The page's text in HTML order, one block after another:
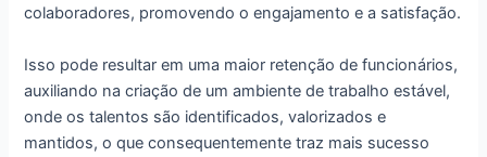
colaboradores, promovendo o engajamento e a satisfação.
Isso pode resultar em uma maior retenção de funcionários,
auxiliando na criação de um ambiente de trabalho estável,
onde os talentos são identificados, valorizados e
mantidos, o que consequentemente traz mais sucesso